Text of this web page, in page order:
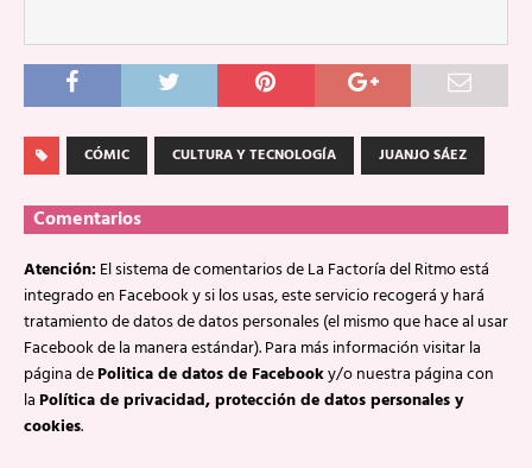
CÓMIC CULTURA Y TECNOLOGÍA JUANJO SÁEZ
Comentarios
Atención:El sistema de comentarios de La Factoría del Ritmo está
integrado en Facebook y si los usas, este servicio recogerá y hará
tratamiento de datos de datos personales (el mismo que hace al usar
Facebook de la manera estándar). Para más información visitar la
página dePolitica de datos de Facebooky/o nuestra página con
laPolítica de privacidad, protección de datos personales y
cookies.